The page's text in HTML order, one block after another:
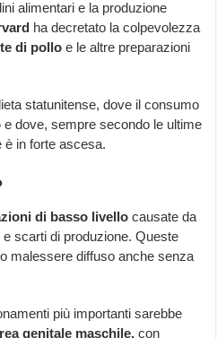
alimentari e la produzione
ha decretato la colpevolezza
di pollo e le altre preparazioni
statunitense, dove il consumo
e dove, sempre secondo le ultime
è in forte ascesa.
di basso livellocausate da
scarti di produzione. Queste
malessere diffuso anche senza
più importanti sarebbe
genitale maschile,con